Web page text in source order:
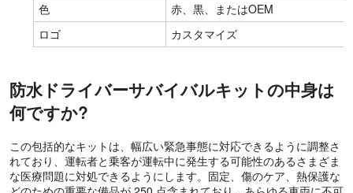
色
赤、黒、またはOEM
ロゴ
カスタマイズ
防水ドライバーサバイバルキットの中身は
何ですか?
この包括的なキットは、幅広い緊急事態に対応できるように調整さ
れており、運転者と乗客が運転中に発生する可能性のあるさまざま
な医療問題に対処できるようにします。固定、傷のケア、熱保護な